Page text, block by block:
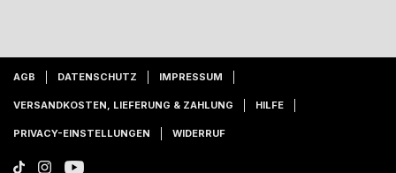
AGB DATENSCHUTZ IMPRESSUM
VERSANDKOSTEN, LIEFERUNG & ZAHLUNG HILFE
PRIVACY-EINSTELLUNGEN WIDERRUF